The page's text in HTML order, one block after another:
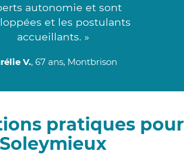
autonomie et sont
et les postulants
accueillants. »
V., 67 ans, Montbrison
pratiques pour
Soleymieux